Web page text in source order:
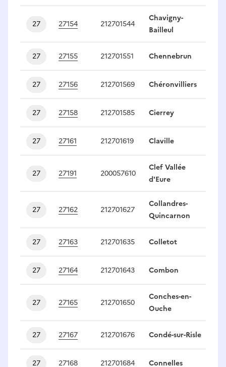
27 27154 212701544
Chavigny-
Bailleul
27 27155 212701551 Chennebrun
27 27156 212701569 Chéronvilliers
27 27158 212701585 Cierrey
27 27161 212701619 Claville
27 27191 200057610
Clef Vallée
d'Eure
27 27162 212701627
Collandres-
Quincarnon
27 27163 212701635 Colletot
27 27164 212701643 Combon
27 27165 212701650
Conches-en-
Ouche
27 27167 212701676 Condé-sur-Risle
27 27168 212701684 Connelles